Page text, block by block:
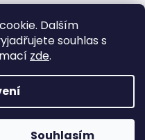
Dalším
souhlas s
zde.
Souhlasím
Shoptet
. Všechna práva